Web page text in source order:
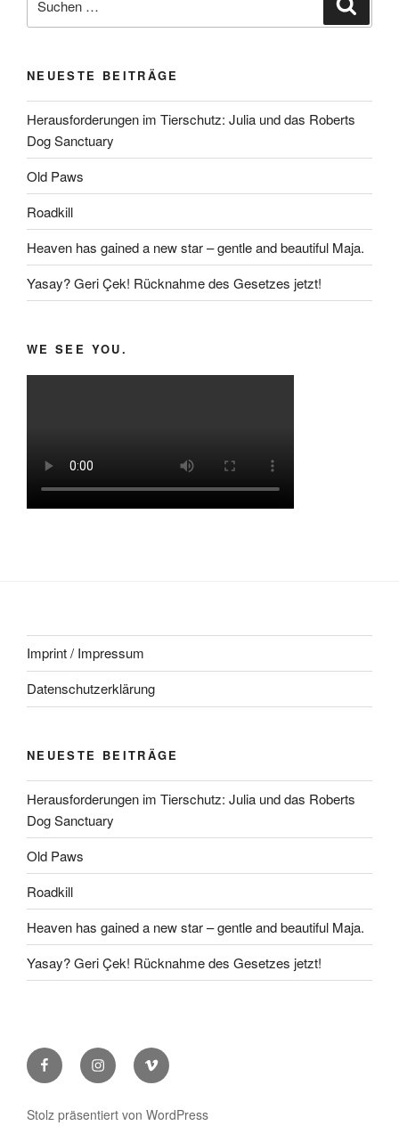
nach:
NEUESTE BEITRÄGE
Herausforderungen im Tierschutz: Julia und das Roberts
Dog Sanctuary
Old Paws
Roadkill
Heaven has gained a new star – gentle and beautiful Maja.
Yasay? Geri Çek! Rücknahme des Gesetzes jetzt!
WE SEE YOU.
Imprint / Impressum
Datenschutzerklärung
NEUESTE BEITRÄGE
Herausforderungen im Tierschutz: Julia und das Roberts
Dog Sanctuary
Old Paws
Roadkill
Heaven has gained a new star – gentle and beautiful Maja.
Yasay? Geri Çek! Rücknahme des Gesetzes jetzt!
FacebookInstagramVimeo
Stolz präsentiert von WordPress